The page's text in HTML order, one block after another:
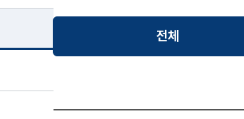
전체선택됨